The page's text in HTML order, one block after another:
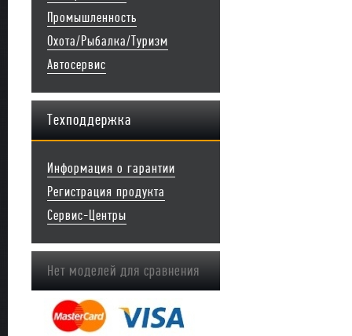
Промышленность
Охота/Рыбалка/Туризм
Автосервис
Техподдержка
Информация о гарантии
Регистрация продукта
Сервис-Центры
Нет моделей для сравнения